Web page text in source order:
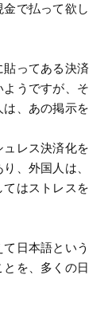
で払って欲し
貼ってある決済
うですが、そ
、あの掲示を
レス決済化を
、外国人は、
はストレスを
日本語という
を、多くの日